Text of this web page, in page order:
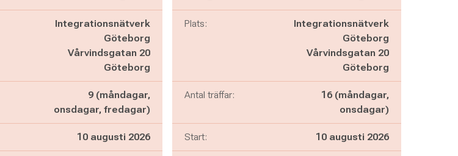
Integrationsnätverk
Göteborg
Vårvindsgatan 20
Göteborg
9 (måndagar,
onsdagar, fredagar)
10 augusti 2026
Plats:
Integrationsnätverk
Göteborg
Vårvindsgatan 20
Göteborg
Antal träffar:
16 (måndagar,
onsdagar)
Start: 10 augusti 2026